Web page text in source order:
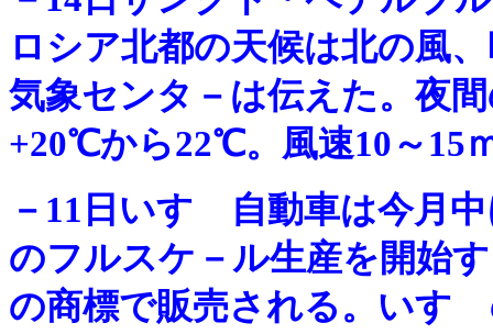
ロシア北都の天候は北の風
気象センタ－は伝えた。夜
+20℃から22℃。風速10～15
－ 11日いすゞ自動車は今月
のフルスケ－ル生産を開始
の商標で販売される。いす